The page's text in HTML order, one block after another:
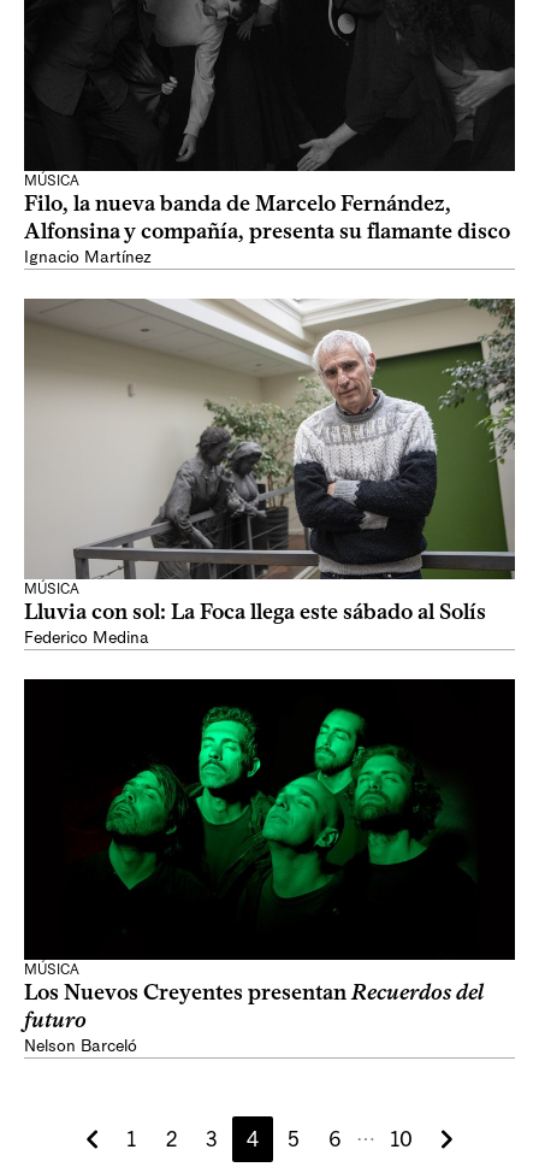
MÚSICA
Filo, la nueva banda de Marcelo Fernández,
Alfonsina y compañía, presenta su flamante disco
Ignacio Martínez
MÚSICA
Lluvia con sol: La Foca llega este sábado al Solís
Federico Medina
MÚSICA
Los Nuevos Creyentes presentanRecuerdos del
futuro
Nelson Barceló
1 2 3 4 5 6 ⋯ 10